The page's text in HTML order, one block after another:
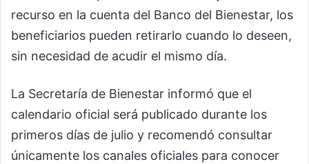
recurso en la cuenta del Banco del Bienestar, los
beneficiarios pueden retirarlo cuando lo deseen,
sin necesidad de acudir el mismo día.
La Secretaría de Bienestar informó que el
calendario oficial será publicado durante los
primeros días de julio y recomendó consultar
únicamente los canales oficiales para conocer